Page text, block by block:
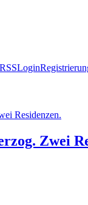
RSSLogin
Zwei